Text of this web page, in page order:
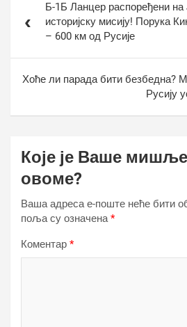
чланкаБ-1Б Ланцер распоређени
историјску мисију! Порука
– 600 км од Русије
Хоће ли парада бити безбедна?
Русију
Које је Ваше
овоме?
Ваша адреса е-поште неће бити
поља су означена*
Коментар *